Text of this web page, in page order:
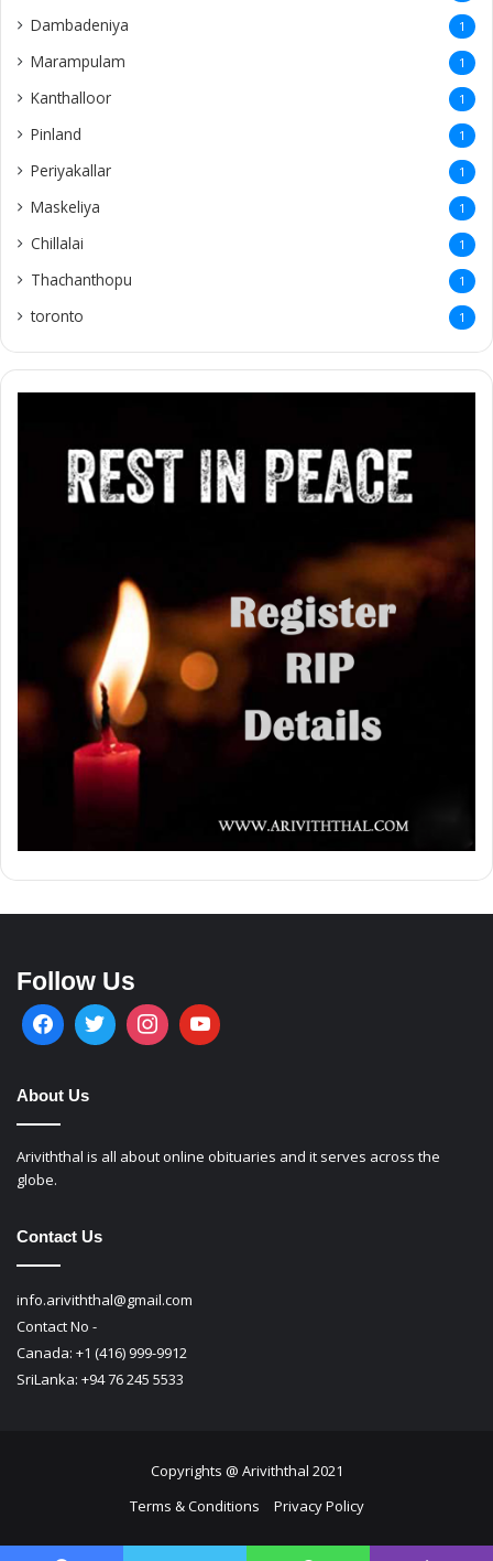
Dambadeniya 1
Marampulam 1
Kanthalloor 1
Pinland 1
Periyakallar 1
Maskeliya 1
Chillalai 1
Thachanthopu 1
toronto 1
Follow Us
About Us
Ariviththal is all about online obituaries and it serves across the
globe.
Contact Us
info.ariviththal@gmail.com
Contact No -
Canada: +1 (416) 999-9912
SriLanka: +94 76 245 5533
Copyrights @ Ariviththal 2021
Terms & Conditions
Privacy Policy